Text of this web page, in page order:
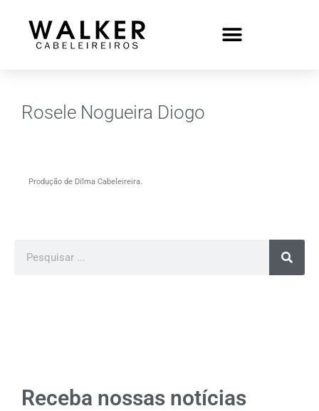
Rosele Nogueira Diogo
Produção de Dilma Cabeleireira.
Receba nossas notícias